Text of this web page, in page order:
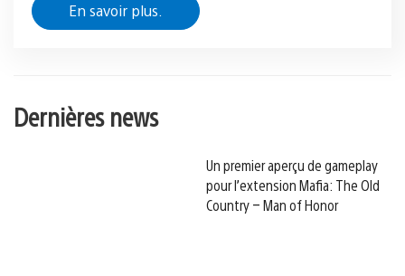
En savoir plus.
Dernières news
Un premier aperçu de gameplay
pour l’extension Mafia: The Old
Country – Man of Honor